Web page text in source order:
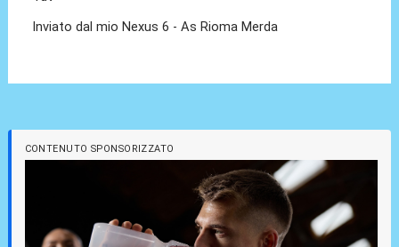
Inviato dal mio Nexus 6 - As Rioma Merda
CONTENUTO SPONSORIZZATO